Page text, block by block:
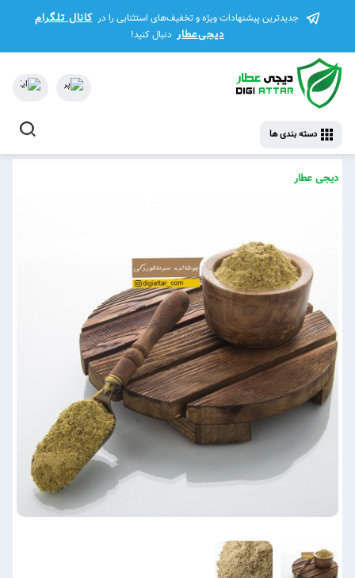
جدیدترین پیشنهادات ویژه و تخفیف‌های استثنایی را در کانال تلگرام
دیجی‌عطار دنبال کنید!
دسته بندی ها
دیجی عطار